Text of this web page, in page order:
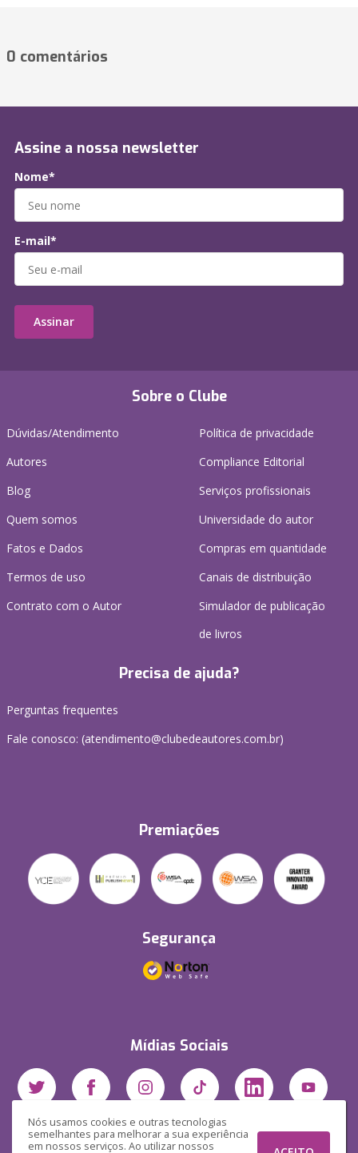
Nós usamos cookies e outras tecnologias
semelhantes para melhorar a sua experiência
em nossos serviços. Ao utilizar nossos
0 comentários
Sobre o Clube
Dúvidas/Atendimento
Autores
Blog
Quem somos
Fatos e Dados
Termos de uso
Contrato com o Autor
Política de privacidade
Compliance Editorial
Serviços profissionais
Universidade do autor
Compras em quantidade
Canais de distribuição
Simulador de publicação
de livros
Precisa de ajuda?
Perguntas frequentes
Fale conosco: (atendimento@clubedeautores.com.br)
Premiações
Segurança
Mídias Sociais
Assine a nossa newsletter
Nome*
E-mail*
Assinar